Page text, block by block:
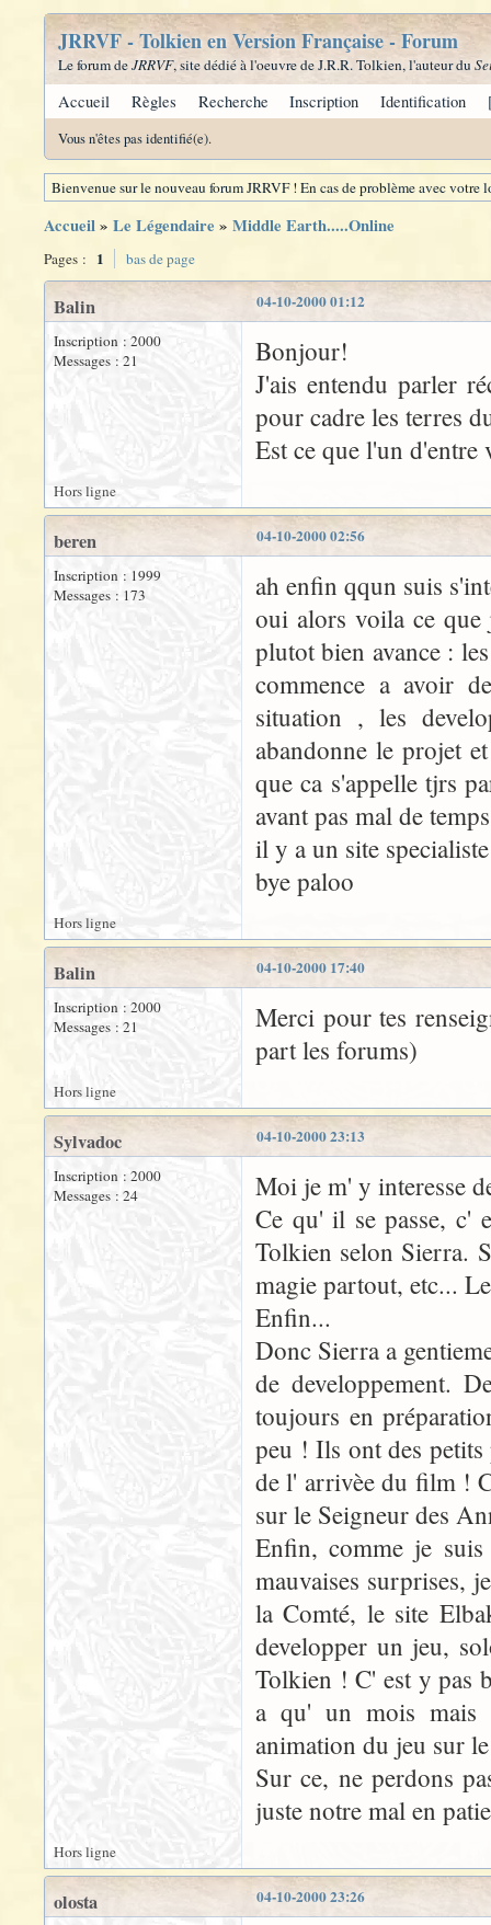
JRRVF - Tolkien en Version Française - Forum
Le forum deJRRVF, site dédié à l'oeuvre de J.R.R. Tolkien, l'auteur du
Accueil Règles Recherche Inscription Identification
Vous n'êtes pas identifié(e).
Bienvenue sur le nouveau forum JRRVF ! En cas de problème avec
Accueil» Le Légendaire » Middle Earth.....Online
Pages : 1 bas de page
04-10-2000 01:12
Balin
Inscription : 2000
Messages : 21
Bonjour!
J'ais entendu parler
pour cadre les terres
Est ce que l'un d'entre
Hors ligne
04-10-2000 02:56
beren
Inscription : 1999
Messages : 173
ah enfin qqun suis
oui alors voila ce
plutot bien avance :
commence a avoir
situation , les
abandonne le projet
que ca s'appelle tjrs
avant pas mal de
il y a un site
bye paloo
Hors ligne
04-10-2000 17:40
Balin
Inscription : 2000
Messages : 21
Merci pour tes
part les forums)
Hors ligne
04-10-2000 23:13
Sylvadoc
Inscription : 2000
Messages : 24
Moi je m' y interesse
Ce qu' il se passe, c'
Tolkien selon Sierra.
magie partout, etc...
Enfin...
Donc Sierra a
de developpement.
toujours en
peu ! Ils ont des petits
de l' arrivèe du film !
sur le Seigneur des
Enfin, comme je
mauvaises surprises,
la Comté, le site
developper un jeu,
Tolkien ! C' est y pas
a qu' un mois mais
animation du jeu sur
Sur ce, ne perdons
juste notre mal en
Hors ligne
04-10-2000 23:26
olosta